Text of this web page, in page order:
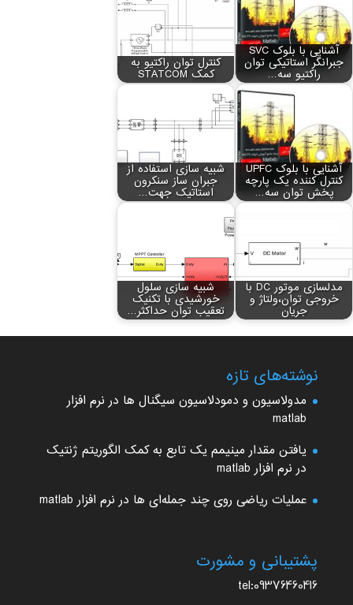
آشنایی با بلوک SVC
جبرانگر استاتیکی توان
راکتیو سه…
کنترل توان راکتیو به
کمک STATCOM
آشنایی با بلوک UPFC
کنترل کننده یک پارچه
پخش توان سه…
شبیه سازی استفاده از
جبران ساز سنکرون
استاتیک جهت…
مدلسازی موتور DC با
خروجی توان،ولتاژ و
جریان
شبیه سازی سلول
خورشیدی با تکنیک
تعقیب توان حداکثر…
نوشته‌های تازه
مدولاسیون و دمودلاسیون سیگنال ها در نرم افزار
matlab
یافتن مقدار مینیمم یک تابع به کمک الگوریتم ژنتیک
در نرم افزار matlab
عملیات ریاضی روی چند جمله‌ای ها در نرم افزار matlab
پشتیبانی و مشورت
tel:09376460416